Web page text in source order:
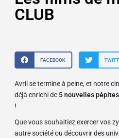
CLUB
FACEBOOK
Avril se termine à peine, et notre
déjà enrichi de 5 nouvelles pépites
!
Que vous souhaitiez exercer vos
autre société ou découvrir des